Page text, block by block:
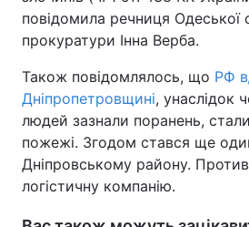
повідомила речниця Одеської
прокуратури Інна Верба.
Також повідомлялось, що РФ
Дніпропетровщині, унаслідок
людей зазнали поранень,
пожежі. Згодом стався ще
Дніпровському району.
логістичну компанію.